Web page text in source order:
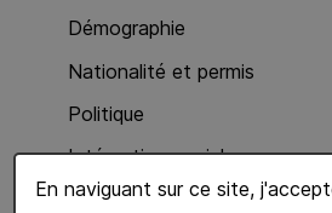
En naviguant sur ce site,
Démographie
Nationalité et permis
Politique
Intégration sociale
Economie